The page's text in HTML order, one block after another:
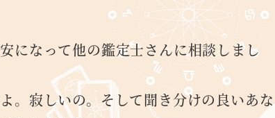
になって他の鑑定士さんに相談しまし
。寂しいの。そして聞き分けの良いあな